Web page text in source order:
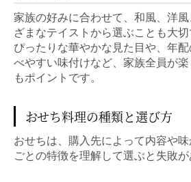
家族の好みに合わせて、和風、洋
ざまなテイストから選ぶことも大
ぴったりな華やかな見た目や、年
べやすい味付けなど、家族全員が
もポイントです。
おせち料理の種類と選び方
おせちは、購入先によって内容や
ごとの特徴を理解して選ぶと失敗が